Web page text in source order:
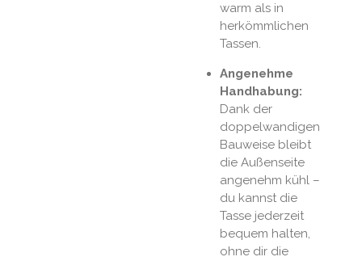
warm als in
herkömmlichen
Tassen.
Angenehme
Handhabung:
Dank der
doppelwandigen
Bauweise bleibt
die Außenseite
angenehm kühl –
du kannst die
Tasse jederzeit
bequem halten,
ohne dir die